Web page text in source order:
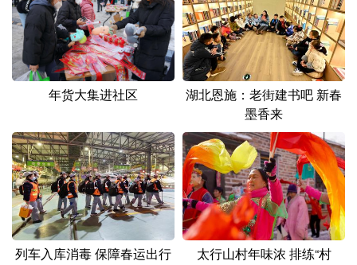
浙江 安徽 福建 江西
山东 河南 湖北 湖南
广东 广西 海南 重庆
四川 贵州 云南 西藏
陕西 甘肃 青海 宁夏
新疆 内蒙古 黑龙江
多语种频道
年货大集进社区
湖北恩施：老街建书吧 新春
墨香来
列车入库消毒 保障春运出行
太行山村年味浓 排练“村